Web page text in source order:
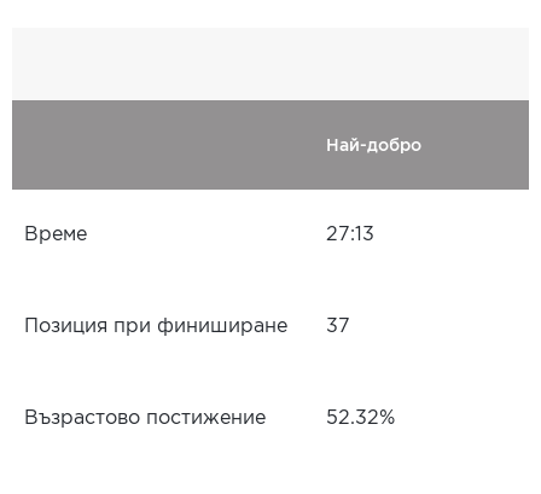
Най-добро
Време 27:13
Позиция при финиширане 37
Възрастово постижение 52.32%